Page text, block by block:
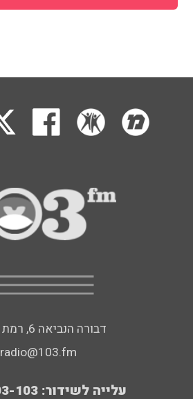
דבורה הנביאה 6, רמת השרון
radio@103.fm
עלייה לשידור: 0552-103-103